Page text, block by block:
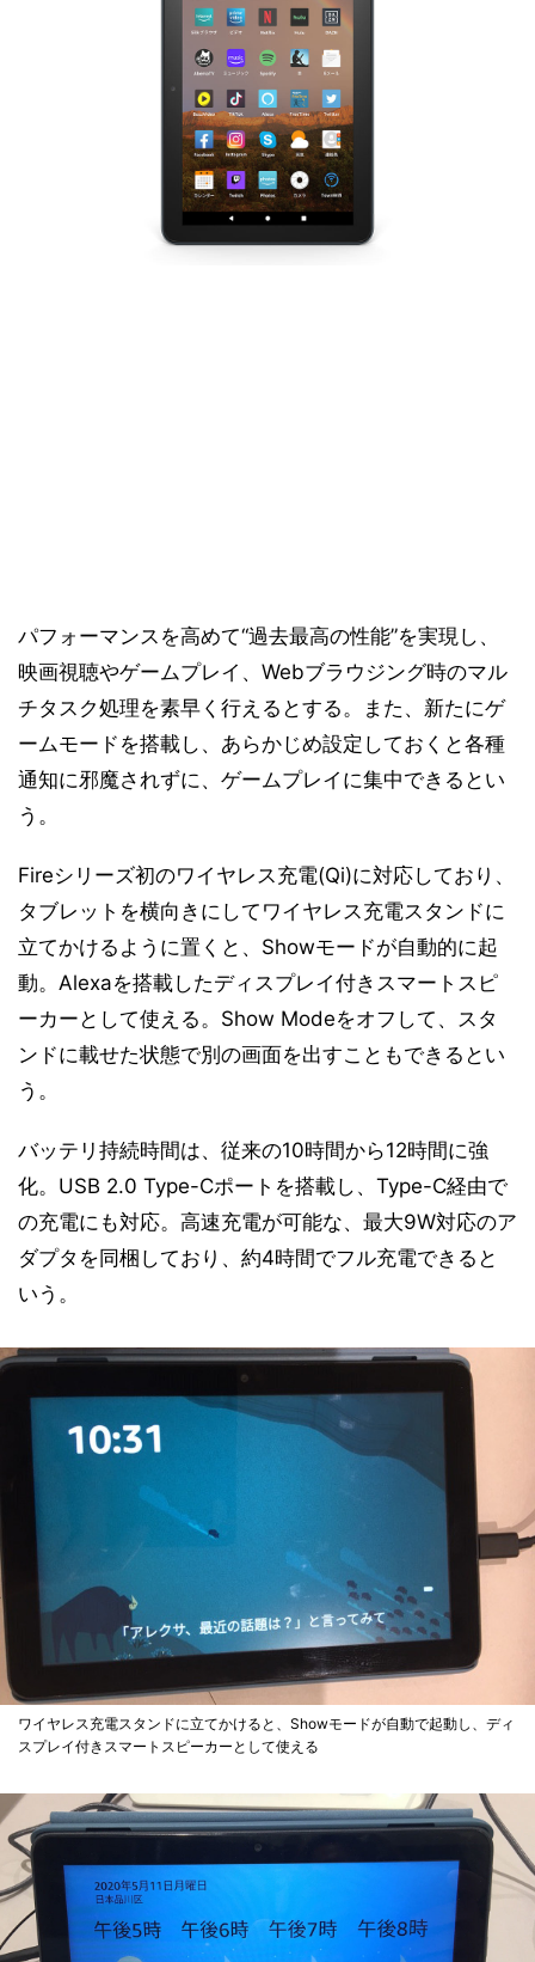
パフォーマンスを高めて“過去最高の性能”を実現し、
映画視聴やゲームプレイ、Webブラウジング時のマル
チタスク処理を素早く行えるとする。また、新たにゲ
ームモードを搭載し、あらかじめ設定しておくと各種
通知に邪魔されずに、ゲームプレイに集中できるとい
う。
Fireシリーズ初のワイヤレス充電(Qi)に対応しており、
タブレットを横向きにしてワイヤレス充電スタンドに
立てかけるように置くと、Showモードが自動的に起
動。Alexaを搭載したディスプレイ付きスマートスピ
ーカーとして使える。Show Modeをオフして、スタ
ンドに載せた状態で別の画面を出すこともできるとい
う。
バッテリ持続時間は、従来の10時間から12時間に強
化。USB 2.0 Type-Cポートを搭載し、Type-C経由で
の充電にも対応。高速充電が可能な、最大9W対応のア
ダプタを同梱しており、約4時間でフル充電できると
いう。
ワイヤレス充電スタンドに立てかけると、Showモードが自動で起動し、ディ
スプレイ付きスマートスピーカーとして使える